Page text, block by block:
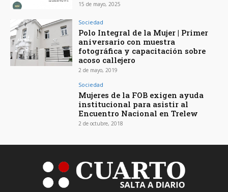
15 de mayo, 2025
Sociedad
Polo Integral de la Mujer | Primer
aniversario con muestra
fotográfica y capacitación sobre
acoso callejero
2 de mayo, 2019
Sociedad
Mujeres de la FOB exigen ayuda
institucional para asistir al
Encuentro Nacional en Trelew
2 de octubre, 2018